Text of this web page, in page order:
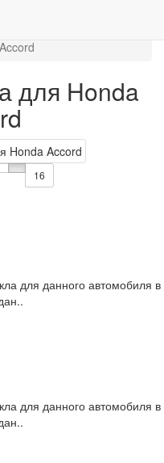
Accord
для Honda
16
для данного автомобиля в
для данного автомобиля в